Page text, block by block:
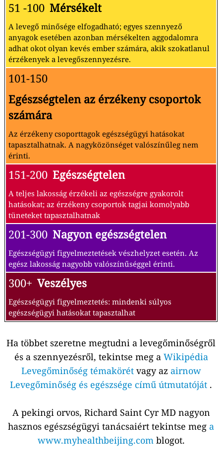
51 -100 Mérsékelt
A levegő minősége elfogadható; egyes szennyező
anyagok esetében azonban mérsékelten aggodalomra
adhat okot olyan kevés ember számára, akik szokatlanul
érzékenyek a levegőszennyezésre.
101-150
Egészségtelen az érzékeny csoportok
számára
Az érzékeny csoporttagok egészségügyi hatásokat
tapasztalhatnak. A nagyközönséget valószínűleg nem
érinti.
151-200 Egészségtelen
A teljes lakosság érzékeli az egészségre gyakorolt
hatásokat; az érzékeny csoportok tagjai komolyabb
tüneteket tapasztalhatnak
201-300 Nagyon egészségtelen
Egészségügyi figyelmeztetések vészhelyzet esetén. Az
egész lakosság nagyobb valószínűséggel érinti.
300+ Veszélyes
Egészségügyi figyelmeztetés: mindenki súlyos
egészségügyi hatásokat tapasztalhat
Ha többet szeretne megtudni a levegőminőségről
és a szennyezésről, tekintse meg a Wikipédia
Levegőminőség témakörétvagy az airnow
Levegőminőség és egészsége című útmutatóját .
A pekingi orvos, Richard Saint Cyr MD nagyon
hasznos egészségügyi tanácsaiért tekintse meg a
www.myhealthbeijing.comblogot.